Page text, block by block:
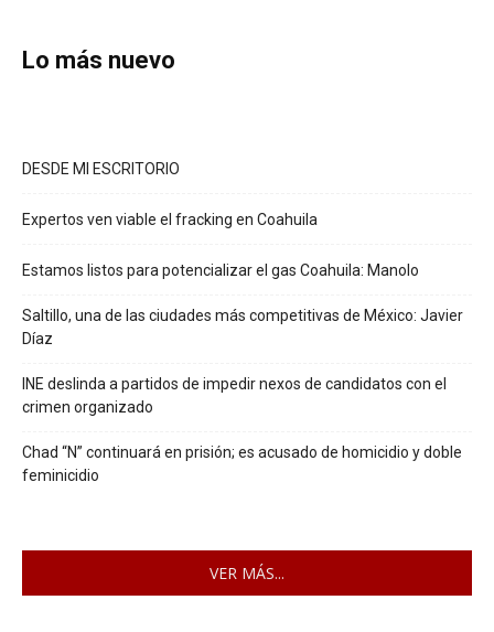
Lo más nuevo
DESDE MI ESCRITORIO
Expertos ven viable el fracking en Coahuila
Estamos listos para potencializar el gas Coahuila: Manolo
Saltillo, una de las ciudades más competitivas de México: Javier
Díaz
INE deslinda a partidos de impedir nexos de candidatos con el
crimen organizado
Chad “N” continuará en prisión; es acusado de homicidio y doble
feminicidio
VER MÁS...